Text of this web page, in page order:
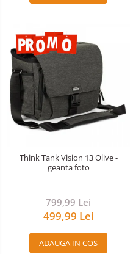
Think Tank Vision 13 Olive -
geanta foto
799,99 Lei
499,99 Lei
ADAUGA IN COS